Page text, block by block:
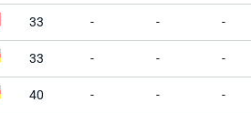
33 - - -
33 - - -
40 - - -